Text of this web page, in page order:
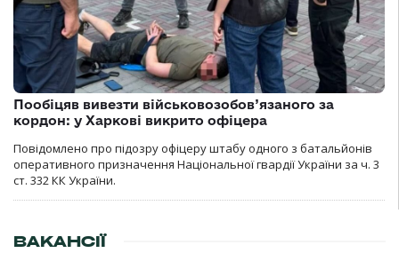
Пообіцяв вивезти військовозобов’язаного за
кордон: у Харкові викрито офіцера
Повідомлено про підозру офіцеру штабу одного з батальйонів
оперативного призначення Національної гвардії України за ч. 3
ст. 332 КК України.
ВАКАНСІЇ